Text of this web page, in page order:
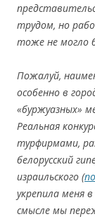
трудом, но
тоже не могло
Пожалуй,
особенно в
«буржуазных»
Реальная
турфирмами,
белорусский
израильского (
укрепила меня
смысле мы